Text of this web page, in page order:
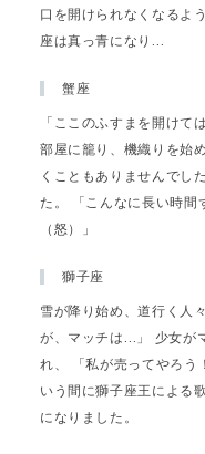
口を開けられなくなるよ
座は真っ青になり…
蟹座
「ここのふすまを開けて
部屋に籠り、機織りを始
くこともありませんでし
た。 「こんなに長い時間
（怒）」
獅子座
雪が降り始め、道行く人
が、マッチは…」 少女が
れ、 「私が売ってやろう
いう間に獅子座王による
になりました。